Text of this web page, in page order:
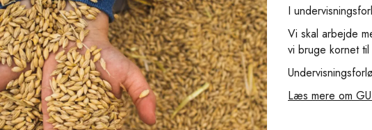
I
Vi skal arbejde
vi bruge kornet
Læs mere om